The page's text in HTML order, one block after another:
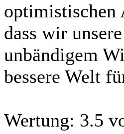
optimistischen
dass wir
unbändigem
bessere Welt
Wertung: 3.5